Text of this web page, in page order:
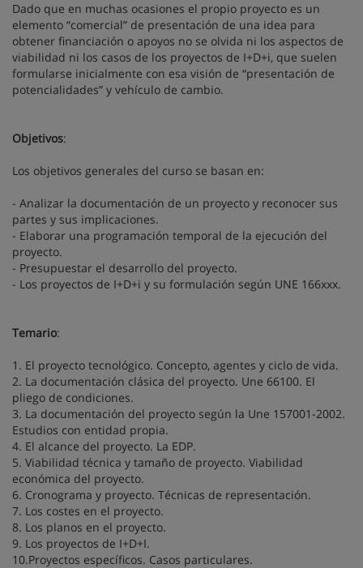
Dado que en muchas ocasiones el propio proyecto es un
elemento “comercial” de presentación de una idea para
obtener financiación o apoyos no se olvida ni los aspectos de
viabilidad ni los casos de los proyectos de I+D+i, que suelen
formularse inicialmente con esa visión de “presentación de
potencialidades” y vehículo de cambio.
Objetivos:
Los objetivos generales del curso se basan en:
- Analizar la documentación de un proyecto y reconocer sus
partes y sus implicaciones.
- Elaborar una programación temporal de la ejecución del
proyecto.
- Presupuestar el desarrollo del proyecto.
- Los proyectos de I+D+i y su formulación según UNE 166xxx.
Temario:
1. El proyecto tecnológico. Concepto, agentes y ciclo de vida.
2. La documentación clásica del proyecto. Une 66100. El
pliego de condiciones.
3. La documentación del proyecto según la Une 157001-2002.
Estudios con entidad propia.
4. El alcance del proyecto. La EDP.
5. Viabilidad técnica y tamaño de proyecto. Viabilidad
económica del proyecto.
6. Cronograma y proyecto. Técnicas de representación.
7. Los costes en el proyecto.
8. Los planos en el proyecto.
9. Los proyectos de I+D+I.
10.Proyectos específicos. Casos particulares.